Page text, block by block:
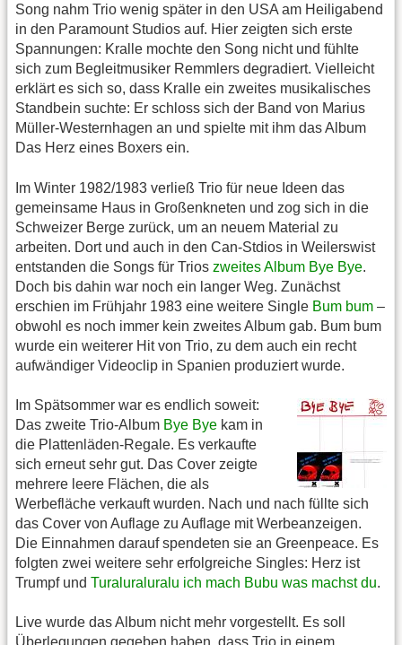
Song nahm Trio wenig später in den USA am Heiligabend
in den Paramount Studios auf. Hier zeigten sich erste
Spannungen: Kralle mochte den Song nicht und fühlte
sich zum Begleitmusiker Remmlers degradiert. Vielleicht
erklärt es sich so, dass Kralle ein zweites musikalisches
Standbein suchte: Er schloss sich der Band von Marius
Müller-Westernhagen an und spielte mit ihm das Album
Das Herz eines Boxers ein.
Im Winter 1982/1983 verließ Trio für neue Ideen das
gemeinsame Haus in Großenkneten und zog sich in die
Schweizer Berge zurück, um an neuem Material zu
arbeiten. Dort und auch in den Can-Stdios in Weilerswist
entstanden die Songs für Trios zweites Album Bye Bye.
Doch bis dahin war noch ein langer Weg. Zunächst
erschien im Frühjahr 1983 eine weitere Single Bum bum –
obwohl es noch immer kein zweites Album gab. Bum bum
wurde ein weiterer Hit von Trio, zu dem auch ein recht
aufwändiger Videoclip in Spanien produziert wurde.
Im Spätsommer war es endlich soweit:
Das zweite Trio-Album Bye Bye kam in
die Plattenläden-Regale. Es verkaufte
sich erneut sehr gut. Das Cover zeigte
mehrere leere Flächen, die als
Werbefläche verkauft wurden. Nach und nach füllte sich
das Cover von Auflage zu Auflage mit Werbeanzeigen.
Die Einnahmen darauf spendeten sie an Greenpeace. Es
folgten zwei weitere sehr erfolgreiche Singles: Herz ist
Trumpf und Turaluraluralu ich mach Bubu was machst du.
Live wurde das Album nicht mehr vorgestellt. Es soll